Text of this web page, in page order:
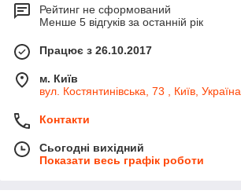
Рейтинг не сформований
Менше 5 відгуків за останній рік
Працює з 26.10.2017
м. Київ
вул. Костянтинівська, 73 , Київ, Україна
Контакти
Сьогодні вихідний
Показати весь графік роботи